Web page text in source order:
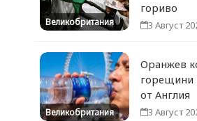
Великобритания
гориво
3 Август
Великобритания
Оранжев
горещини
от Англия
3 Август